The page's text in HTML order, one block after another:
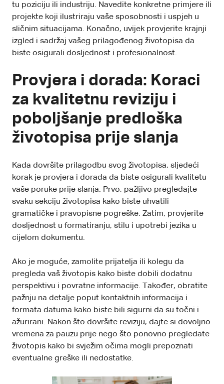
tu poziciju ili industriju. Navedite konkretne primjere ili
projekte koji ilustriraju vaše sposobnosti i uspjeh u
sličnim situacijama. Konačno, uvijek provjerite krajnji
izgled i sadržaj vašeg prilagođenog životopisa da
biste osigurali dosljednost i profesionalnost.
Provjera i dorada: Koraci
za kvalitetnu reviziju i
poboljšanje predloška
životopisa prije slanja
Kada dovršite prilagodbu svog životopisa, sljedeći
korak je provjera i dorada da biste osigurali kvalitetu
vaše poruke prije slanja. Prvo, pažljivo pregledajte
svaku sekciju životopisa kako biste uhvatili
gramatičke i pravopisne pogreške. Zatim, provjerite
dosljednost u formatiranju, stilu i upotrebi jezika u
cijelom dokumentu.
Ako je moguće, zamolite prijatelja ili kolegu da
pregleda vaš životopis kako biste dobili dodatnu
perspektivu i povratne informacije. Također, obratite
pažnju na detalje poput kontaktnih informacija i
formata datuma kako biste bili sigurni da su točni i
ažurirani. Nakon što dovršite reviziju, dajte si dovoljno
vremena za pauzu prije nego što ponovno pregledate
životopis kako bi svježim očima mogli prepoznati
eventualne greške ili nedostatke.